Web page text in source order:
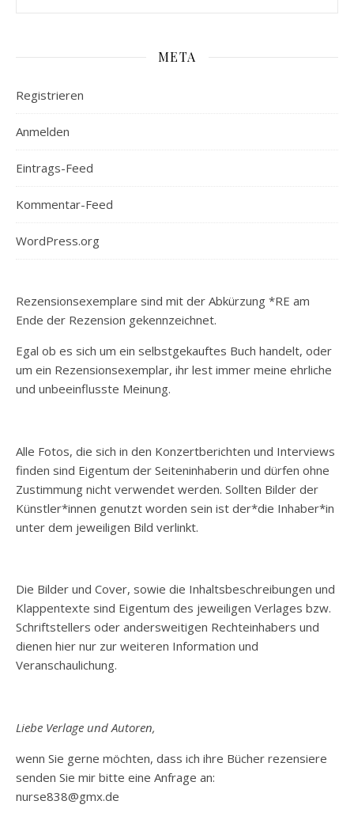
META
Registrieren
Anmelden
Eintrags-Feed
Kommentar-Feed
WordPress.org
Rezensionsexemplare sind mit der Abkürzung *RE am
Ende der Rezension gekennzeichnet.
Egal ob es sich um ein selbstgekauftes Buch handelt, oder
um ein Rezensionsexemplar, ihr lest immer meine ehrliche
und unbeeinflusste Meinung.
Alle Fotos, die sich in den Konzertberichten und Interviews
finden sind Eigentum der Seiteninhaberin und dürfen ohne
Zustimmung nicht verwendet werden. Sollten Bilder der
Künstler*innen genutzt worden sein ist der*die Inhaber*in
unter dem jeweiligen Bild verlinkt.
Die Bilder und Cover, sowie die Inhaltsbeschreibungen und
Klappentexte sind Eigentum des jeweiligen Verlages bzw.
Schriftstellers oder andersweitigen Rechteinhabers und
dienen hier nur zur weiteren Information und
Veranschaulichung.
Liebe Verlage und Autoren,
wenn Sie gerne möchten, dass ich ihre Bücher rezensiere
senden Sie mir bitte eine Anfrage an:
nurse838@gmx.de